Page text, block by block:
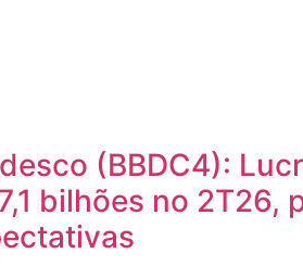
(BBDC4):
bilhões no 2T26,